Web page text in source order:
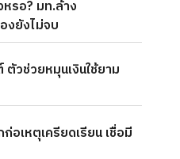
รอ? มท.ล้าง
งยังไม่จบ
ตัวช่วยหมุนเงินใช้ยาม
อเหตุเครียดเรียน เชื่อมี